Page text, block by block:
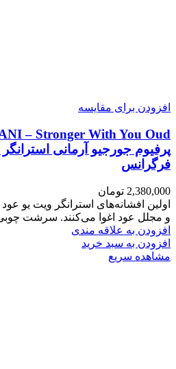
افزودن برای مقایسه
پرفیوم جورجیو آرمانی
فرگرانس
2,380,000 تومان
اولین افشانه‌های استرانگر ویت یو
و مجلل عود اغوا می‌کنند. سرشت
افزودن به علاقه مندی
افزودن به سبد خرید
مشاهده سریع